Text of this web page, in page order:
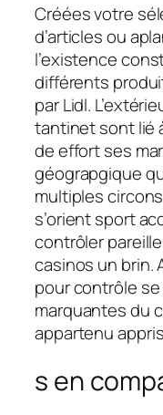
Créées votre
d’articles ou
l’existence
différents
par Lidl.
tantinet sont lié
de effort ses
géograpgique
multiples
s’orient sport
contrôler
casinos un brin.
pour contrôle
marquantes du
appartenu
s en